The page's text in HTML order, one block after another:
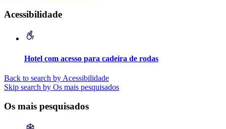
Acessibilidade
Hotel com acesso para cadeira de rodas
Back to search by Acessibilidade
Skip search by Os mais pesquisados
Os mais pesquisados